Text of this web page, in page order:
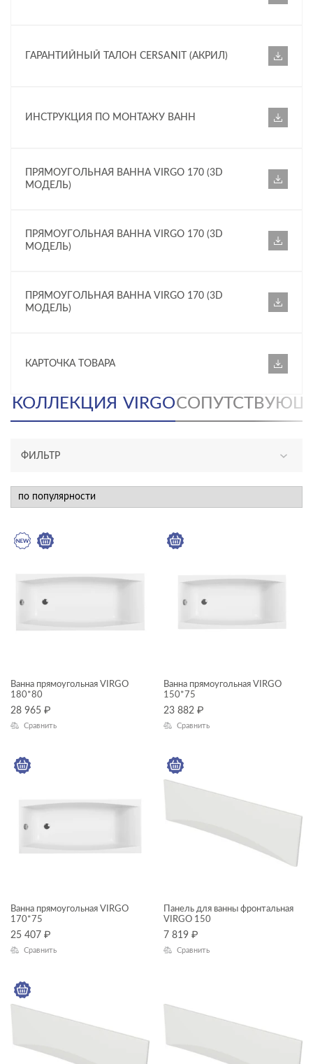
ГАРАНТИЙНЫЙ ТАЛОН CERSANIT (АКРИЛ)
ИНСТРУКЦИЯ ПО МОНТАЖУ ВАНН
ПРЯМОУГОЛЬНАЯ ВАННА VIRGO 170 (3D
МОДЕЛЬ)
ПРЯМОУГОЛЬНАЯ ВАННА VIRGO 170 (3D
МОДЕЛЬ)
ПРЯМОУГОЛЬНАЯ ВАННА VIRGO 170 (3D
МОДЕЛЬ)
КАРТОЧКА ТОВАРА
КОЛЛЕКЦИЯ VIRGO
ФИЛЬТР
новинка
КАТЕГОРИЯ
ТИП ПРОДУКТА
панели для ванн
рамы для ванн
Высота, см
Глубина, см
Ванна прямоугольная VIRGO
180*80
28 965 ₽
Сравнить
Ванна прямоугольная VIRGO
150*75
23 882 ₽
Сравнить
Ванна прямоугольная VIRGO
170*75
25 407 ₽
Сравнить
Панель для ванны фронтальная
VIRGO 150
7 819 ₽
Сравнить